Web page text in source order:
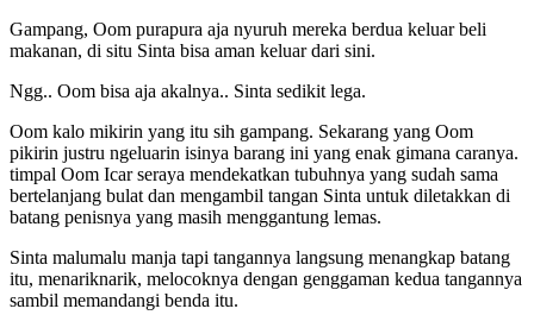
Gampang, Oom purapura aja nyuruh mereka berdua keluar beli
makanan, di situ Sinta bisa aman keluar dari sini.
Ngg.. Oom bisa aja akalnya.. Sinta sedikit lega.
Oom kalo mikirin yang itu sih gampang. Sekarang yang Oom
pikirin justru ngeluarin isinya barang ini yang enak gimana caranya.
timpal Oom Icar seraya mendekatkan tubuhnya yang sudah sama
bertelanjang bulat dan mengambil tangan Sinta untuk diletakkan di
batang penisnya yang masih menggantung lemas.
Sinta malumalu manja tapi tangannya langsung menangkap batang
itu, menariknarik, melocoknya dengan genggaman kedua tangannya
sambil memandangi benda itu.